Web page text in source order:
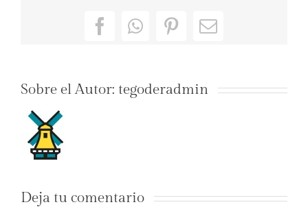
FacebookWhatsApp
PinterestCorreo
Sobre el Autor: tegoderadmin
Deja tu comentario